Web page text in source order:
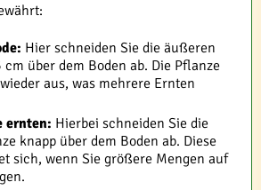
Hier schneiden Sie die äußeren
über dem Boden ab. Die Pflanze
aus, was mehrere Ernten
ernten: Hierbei schneiden Sie die
knapp über dem Boden ab. Diese
sich, wenn Sie größere Mengen auf